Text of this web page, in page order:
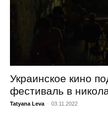
Украинское кино
фестиваль в
Tatyana Leva - 03.11.2022